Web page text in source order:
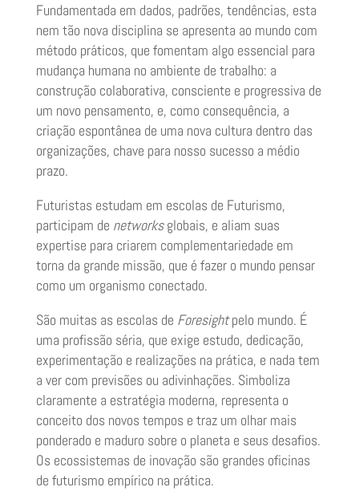
Fundamentada em dados, padrões, tendências, esta
nem tão nova disciplina se apresenta ao mundo com
método práticos, que fomentam algo essencial para
mudança humana no ambiente de trabalho: a
construção colaborativa, consciente e progressiva de
um novo pensamento, e, como consequência, a
criação espontânea de uma nova cultura dentro das
organizações, chave para nosso sucesso a médio
prazo.
Futuristas estudam em escolas de Futurismo,
participam de networksglobais, e aliam suas
expertise para criarem complementariedade em
torna da grande missão, que é fazer o mundo pensar
como um organismo conectado.
São muitas as escolas de Foresightpelo mundo. É
uma profissão séria, que exige estudo, dedicação,
experimentação e realizações na prática, e nada tem
a ver com previsões ou adivinhações. Simboliza
claramente a estratégia moderna, representa o
conceito dos novos tempos e traz um olhar mais
ponderado e maduro sobre o planeta e seus desafios.
Os ecossistemas de inovação são grandes oficinas
de futurismo empírico na prática.